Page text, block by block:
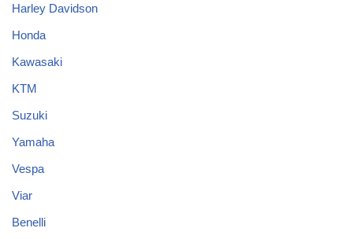
Harley Davidson
Honda
Kawasaki
KTM
Suzuki
Yamaha
Vespa
Viar
Benelli